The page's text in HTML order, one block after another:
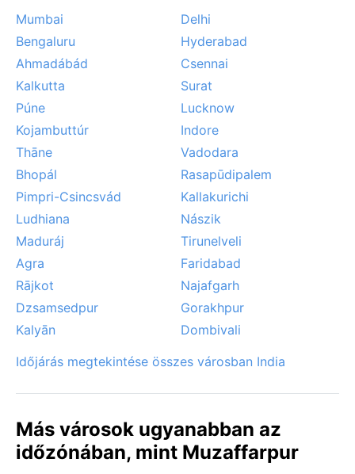
Mumbai
Delhi
Bengaluru
Hyderabad
Ahmadábád
Csennai
Kalkutta
Surat
Púne
Lucknow
Kojambuttúr
Indore
Thāne
Vadodara
Bhopál
Rasapūdipalem
Pimpri-Csincsvád
Kallakurichi
Ludhiana
Nászik
Maduráj
Tirunelveli
Agra
Faridabad
Rājkot
Najafgarh
Dzsamsedpur
Gorakhpur
Kalyān
Dombivali
Időjárás megtekintése összes városban India
Más városok ugyanabban az
időzónában, mint Muzaffarpur